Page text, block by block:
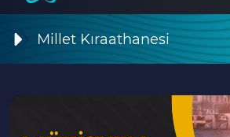
Millet Kıraathanesi